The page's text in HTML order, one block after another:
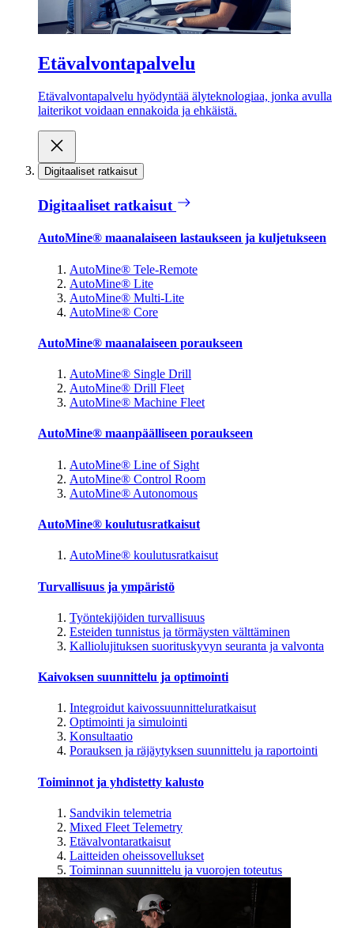
Etävalvontapalvelu
Etävalvontapalvelu hyödyntää älyteknologiaa, jonka avulla
laiterikot voidaan ennakoida ja ehkäistä.
Digitaaliset ratkaisut
Digitaaliset ratkaisut
AutoMine® maanalaiseen lastaukseen ja kuljetukseen
AutoMine® Tele-Remote
AutoMine® Lite
AutoMine® Multi-Lite
AutoMine® Core
AutoMine® maanalaiseen poraukseen
AutoMine® Single Drill
AutoMine® Drill Fleet
AutoMine® Machine Fleet
AutoMine® maanpäälliseen poraukseen
AutoMine® Line of Sight
AutoMine® Control Room
AutoMine® Autonomous
AutoMine® koulutusratkaisut
AutoMine® koulutusratkaisut
Turvallisuus ja ympäristö
Työntekijöiden turvallisuus
Esteiden tunnistus ja törmäysten välttäminen
Kalliolujituksen suorituskyvyn seuranta ja valvonta
Kaivoksen suunnittelu ja optimointi
Integroidut kaivossuunnitteluratkaisut
Optimointi ja simulointi
Konsultaatio
Porauksen ja räjäytyksen suunnittelu ja raportointi
Toiminnot ja yhdistetty kalusto
Sandvikin telemetria
Mixed Fleet Telemetry
Etävalvontaratkaisut
Laitteiden oheissovellukset
Toiminnan suunnittelu ja vuorojen toteutus